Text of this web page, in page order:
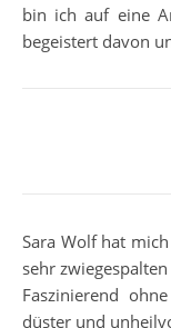
bin ich auf eine
begeistert davon
Sara Wolf hat
sehr
Faszinierend
düster und